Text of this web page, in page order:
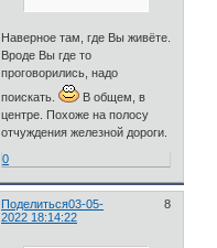
Наверное там, где Вы живёте.
Вроде Вы где то
проговорились, надо
поискать.
В общем, в
центре. Похоже на полосу
отчуждения железной дороги.
0
Поделиться 8
03-05-
2022 18:14:22